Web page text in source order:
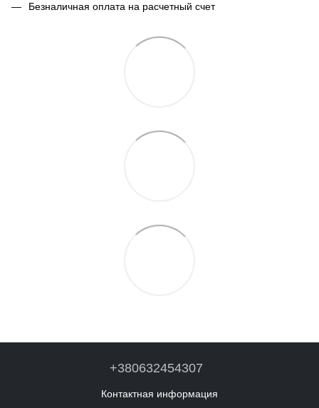
Безналичная оплата на расчетный счет
+380632454307
Контактная информация